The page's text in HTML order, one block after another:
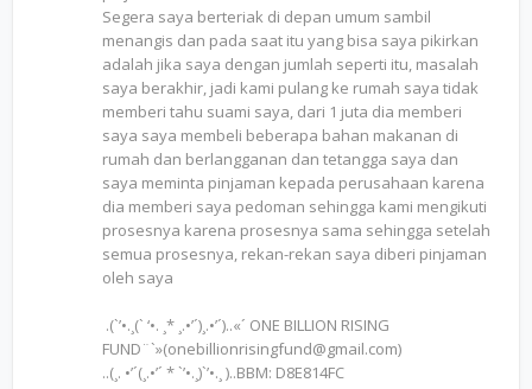
Segera saya berteriak di depan umum sambil
menangis dan pada saat itu yang bisa saya pikirkan
adalah jika saya dengan jumlah seperti itu, masalah
saya berakhir, jadi kami pulang ke rumah saya tidak
memberi tahu suami saya, dari 1 juta dia memberi
saya saya membeli beberapa bahan makanan di
rumah dan berlangganan dan tetangga saya dan
saya meminta pinjaman kepada perusahaan karena
dia memberi saya pedoman sehingga kami mengikuti
prosesnya karena prosesnya sama sehingga setelah
semua prosesnya, rekan-rekan saya diberi pinjaman
oleh saya
.(`’•.¸(` ‘•. ¸* ¸.•’´)¸.•’´)..«´ ONE BILLION RISING
FUND¨`»(onebillionrisingfund@gmail.com)
..(¸. •’´(¸.•’´ * `’•.¸)`’•.¸ )..BBM: D8E814FC